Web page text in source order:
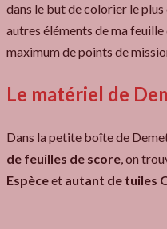
dans le but de colorier le
autres éléments de ma
maximum de points de
Le matériel de
Dans la petite boîte de
de feuilles de score, on
Espèceet autant de tuiles